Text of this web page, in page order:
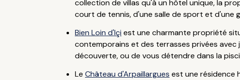
collection de villas qu'à un hôtel unique, la
court de tennis, d'une salle de sport et d'une
Bien Loin d'Içi est une charmante propriété
contemporains et des terrasses privées avec
découverte, ou de vous détendre dans la
Le Château d'Arpaillargues est une résidence